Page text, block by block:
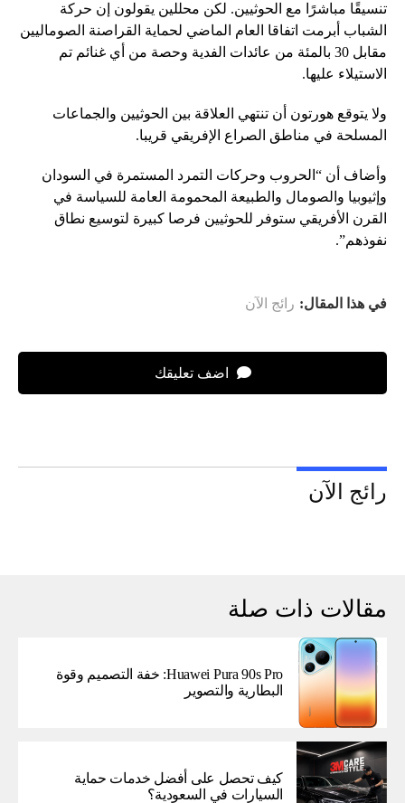
تنسيقًا مباشرًا مع الحوثيين. لكن محللين يقولون إن حركة
الشباب أبرمت اتفاقا العام الماضي لحماية القراصنة الصوماليين
مقابل 30 بالمئة من عائدات الفدية وحصة من أي غنائم تم
الاستيلاء عليها.
ولا يتوقع هورتون أن تنتهي العلاقة بين الحوثيين والجماعات
المسلحة في مناطق الصراع الإفريقي قريبا.
وأضاف أن “الحروب وحركات التمرد المستمرة في السودان
وإثيوبيا والصومال والطبيعة المحمومة العامة للسياسة في
القرن الأفريقي ستوفر للحوثيين فرصا كبيرة لتوسيع نطاق
نفوذهم”.
في هذا المقال: رائج الآن
اضف تعليقك
رائج الآن
مقالات ذات صلة
Huawei Pura 90s Pro: خفة التصميم وقوة
البطارية والتصوير
كيف تحصل على أفضل خدمات حماية
السيارات في السعودية؟